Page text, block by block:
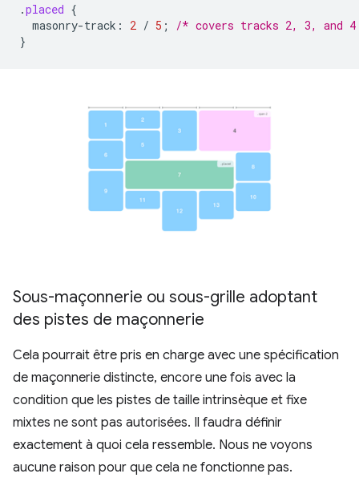
.placed {
masonry-track : 2 / 5 ;
/* covers tracks 2, 3, and
}
Sous-maçonnerie ou sous-grille adoptant
des pistes de maçonnerie
Cela pourrait être pris en charge avec une spécification
de maçonnerie distincte, encore une fois avec la
condition que les pistes de taille intrinsèque et fixe
mixtes ne sont pas autorisées. Il faudra définir
exactement à quoi cela ressemble. Nous ne voyons
aucune raison pour que cela ne fonctionne pas.